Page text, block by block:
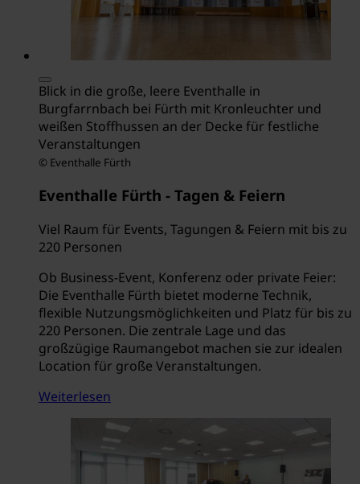
Blick in die große, leere Eventhalle in
Burgfarrnbach bei Fürth mit Kronleuchter und
weißen Stoffhussen an der Decke für festliche
Veranstaltungen
© Eventhalle Fürth
Eventhalle Fürth - Tagen & Feiern
Viel Raum für Events, Tagungen & Feiern mit bis zu
220 Personen
Ob Business-Event, Konferenz oder private Feier:
Die Eventhalle Fürth bietet moderne Technik,
flexible Nutzungsmöglichkeiten und Platz für bis zu
220 Personen. Die zentrale Lage und das
großzügige Raumangebot machen sie zur idealen
Location für große Veranstaltungen.
Weiterlesen